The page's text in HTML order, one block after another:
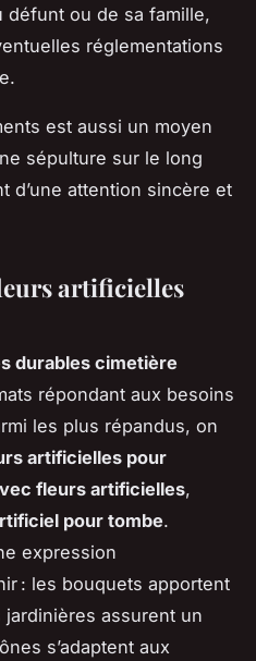
défunt ou de sa famille,
réglementations
est aussi un moyen
sépulture sur le long
d’une attention sincère et
artificielles
durables cimetière
répondant aux besoins
les plus répandus, on
artificielles pour
fleurs artificielles,
pour tombe.
expression
: les bouquets apportent
assurent un
s’adaptent aux